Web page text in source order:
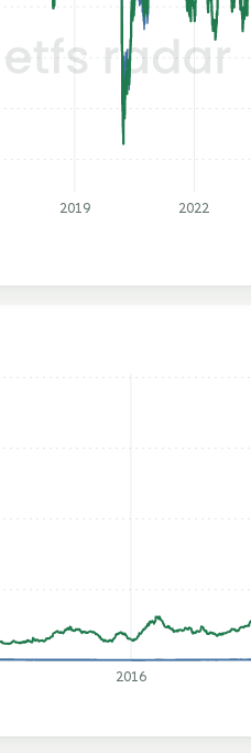
2019 2022
2016